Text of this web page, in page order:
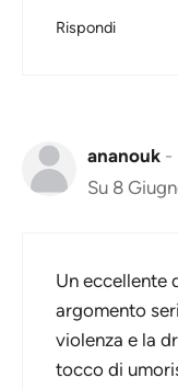
Rispondi
ananouk -
Su 8
Un eccellente
argomento
violenza e la
tocco di